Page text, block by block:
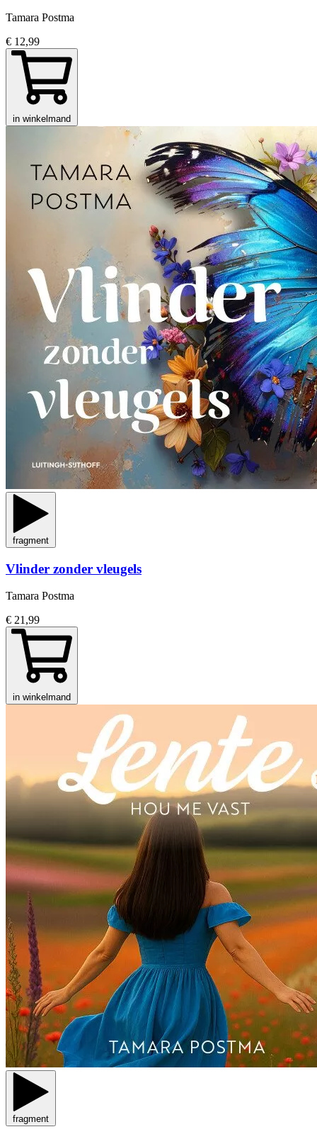
Tamara Postma
€ 12,99
in winkelmand
fragment
Vlinder zonder vleugels
Tamara Postma
€ 21,99
in winkelmand
fragment